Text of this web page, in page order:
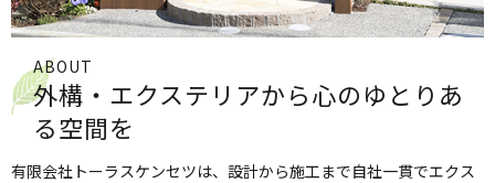
ABOUT
外構・エクステリアから心のゆとりあ
る空間を
有限会社トーラスケンセツは、設計から施工まで自社一貫でエクス